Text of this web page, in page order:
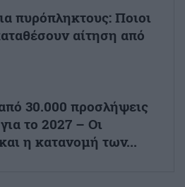
πυρόπληκτους: Ποιοι
αίτηση από
30.000 προσλήψεις
το 2027 – Οι
η κατανομή των...